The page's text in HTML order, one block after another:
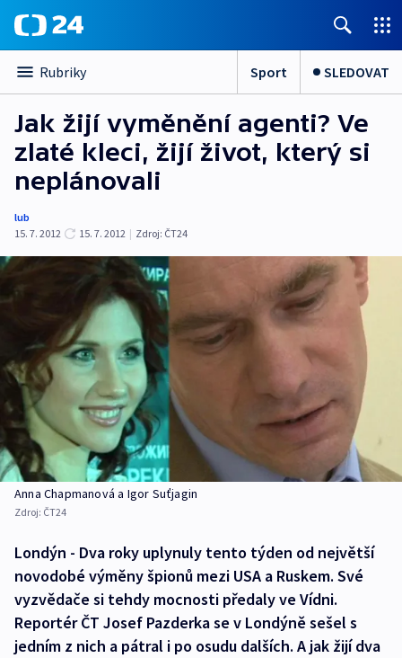
Rubriky Sport SLEDOVAT
Jak žijí vyměnění agenti? Ve
zlaté kleci, žijí život, který si
neplánovali
lub
15. 7. 2012
15. 7. 2012 | Zdroj: ČT24
Anna Chapmanová a Igor Suťjagin
Zdroj: ČT24
Londýn - Dva roky uplynuly tento týden od největší
novodobé výměny špionů mezi USA a Ruskem. Své
vyzvědače si tehdy mocnosti předaly ve Vídni.
Reportér ČT Josef Pazderka se v Londýně sešel s
jedním z nich a pátral i po osudu dalších. A jak žijí dva